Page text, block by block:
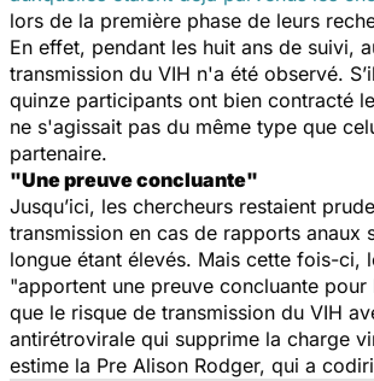
lors de la première phase de leurs
En effet, pendant les huit ans de suivi,
transmission du VIH n'a été observé.
quinze participants ont bien contracté
ne s'agissait pas du même type que
partenaire.
"Une preuve concluante"
Jusqu’ici, les chercheurs restaient
transmission en cas de rapports anaux
longue étant élevés. Mais cette fois-ci,
"apportent une preuve concluante pour
que le risque de transmission du VIH
antirétrovirale qui supprime la charge
estime la Pre Alison Rodger, qui a